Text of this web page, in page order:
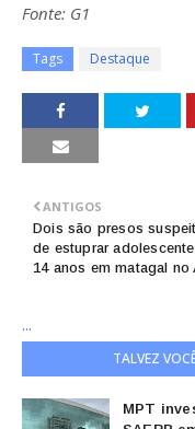
Fonte: G1
Tags Destaque
ANTIGOS
Dois são presos
de estuprar
14 anos em matagal no
...
TALVEZ
MPT